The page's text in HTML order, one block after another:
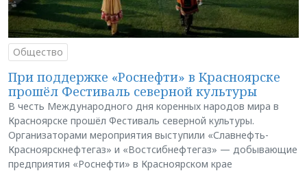
Общество
При поддержке «Роснефти» в Красноярске
прошёл Фестиваль северной культуры
В честь Международного дня коренных народов мира в
Красноярске прошёл Фестиваль северной культуры.
Организаторами мероприятия выступили «Славнефть-
Красноярскнефтегаз» и «Востсибнефтегаз» — добывающие
предприятия «Роснефти» в Красноярском крае